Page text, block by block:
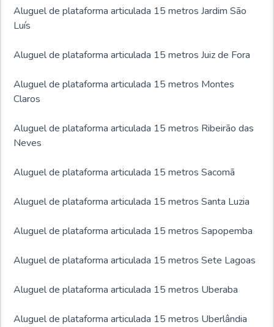
Aluguel de plataforma articulada 15 metros Jardim São
Luís
Aluguel de plataforma articulada 15 metros Juiz de Fora
Aluguel de plataforma articulada 15 metros Montes
Claros
Aluguel de plataforma articulada 15 metros Ribeirão das
Neves
Aluguel de plataforma articulada 15 metros Sacomã
Aluguel de plataforma articulada 15 metros Santa Luzia
Aluguel de plataforma articulada 15 metros Sapopemba
Aluguel de plataforma articulada 15 metros Sete Lagoas
Aluguel de plataforma articulada 15 metros Uberaba
Aluguel de plataforma articulada 15 metros Uberlândia